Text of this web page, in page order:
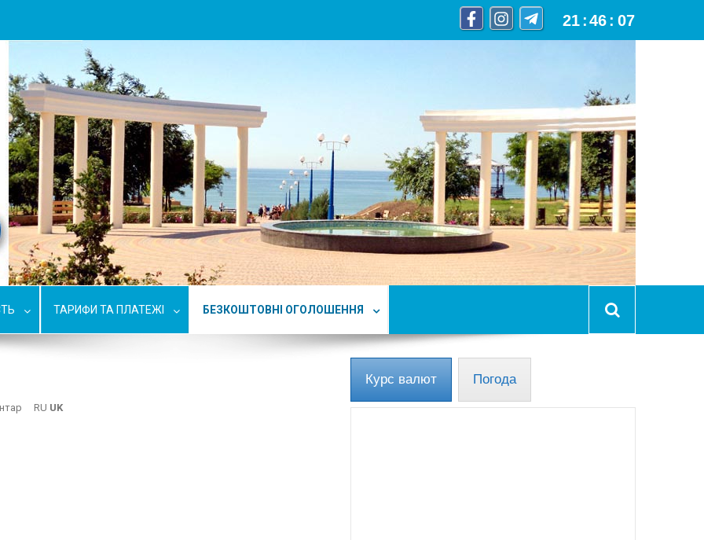
21 :46 : 08
ТАРИФИ ТА ПЛАТЕЖІ БЕЗКОШТОВНІ ОГОЛОШЕННЯ
RU UK
Курс валют Погода